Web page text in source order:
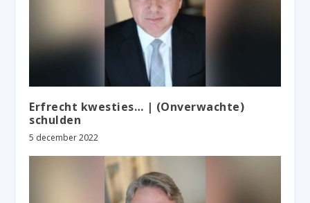
Erfrecht kwesties… | (Onverwachte)
schulden
5 december 2022